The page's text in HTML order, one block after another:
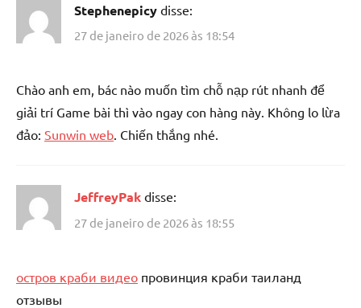
Stephenepicy disse:
27 de janeiro de 2026 às 18:54
Chào anh em, bác nào muốn tìm chỗ nạp rút nhanh để
giải trí Game bài thì vào ngay con hàng này. Không lo lừa
đảo: Sunwin web. Chiến thắng nhé.
JeffreyPak disse:
27 de janeiro de 2026 às 18:55
остров краби видео провинция краби таиланд
отзывы